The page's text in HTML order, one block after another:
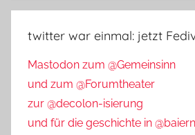
twitter war einmal: jetzt
Mastodon zum @Gemeinsinn
und zum @Forumtheater
zur @decolon-isierung
und für die geschichte in @baiern